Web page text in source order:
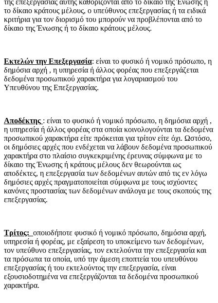
το δίκαιο κράτους μέλους, ο υπεύθυνος επεξεργασίας ή τα ειδικά
κριτήρια για τον διορισμό του μπορούν να προβλέπονται από το
δίκαιο της Ένωσης ή το δίκαιο κράτους μέλους.
Εκτελών την Επεξεργασία: είναι το φυσικό ή νομικό πρόσωπο, η
δημόσια αρχή , η υπηρεσία ή άλλος φορέας που επεξεργάζεται
δεδομένα προσωπικού χαρακτήρα για λογαριασμού του
Υπευθύνου της Επεξεργασίας.
Αποδέκτης : είναι το φυσικό ή νομικό πρόσωπο, η δημόσια αρχή ,
η υπηρεσία ή άλλος φορέας στα οποία κοινολογούνται τα δεδομένα
προσωπικού χαρακτήρα είτε πρόκειται για τρίτον είτε όχι. Ωστόσο,
οι δημόσιες αρχές που ενδέχεται να λάβουν δεδομένα προσωπικού
χαρακτήρα στο πλαίσιο συγκεκριμένης έρευνας σύμφωνα με το
δίκαιο της Ένωσης ή κράτους μέλους δεν θεωρούνται ως
αποδέκτες, η επεξεργασία των δεδομένων αυτών από τις εν λόγω
δημόσιες αρχές πραγματοποιείται σύμφωνα με τους ισχύοντες
κανόνες προστασίας των δεδομένων ανάλογα με τους σκοπούς της
επεξεργασίας.
Τρίτος: οποιοδήποτε φυσικό ή νομικό πρόσωπο, δημόσια αρχή,
υπηρεσία ή φορέας, με εξαίρεση το υποκείμενο των δεδομένων,
τον υπεύθυνο επεξεργασίας, τον εκτελούντα την επεξεργασία και
τα πρόσωπα τα οποία, υπό την άμεση εποπτεία του υπευθύνου
επεξεργασίας ή του εκτελούντος την επεξεργασία, είναι
εξουσιοδοτημένα να επεξεργάζονται τα δεδομένα προσωπικού
χαρακτήρα.